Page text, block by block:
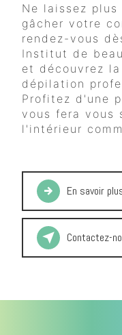
Ne laissez
gâcher votre
rendez-vous
Institut de
et découvrez
dépilation
Profitez d'une
vous fera vous
l'intérieur
En savoir
Contactez-